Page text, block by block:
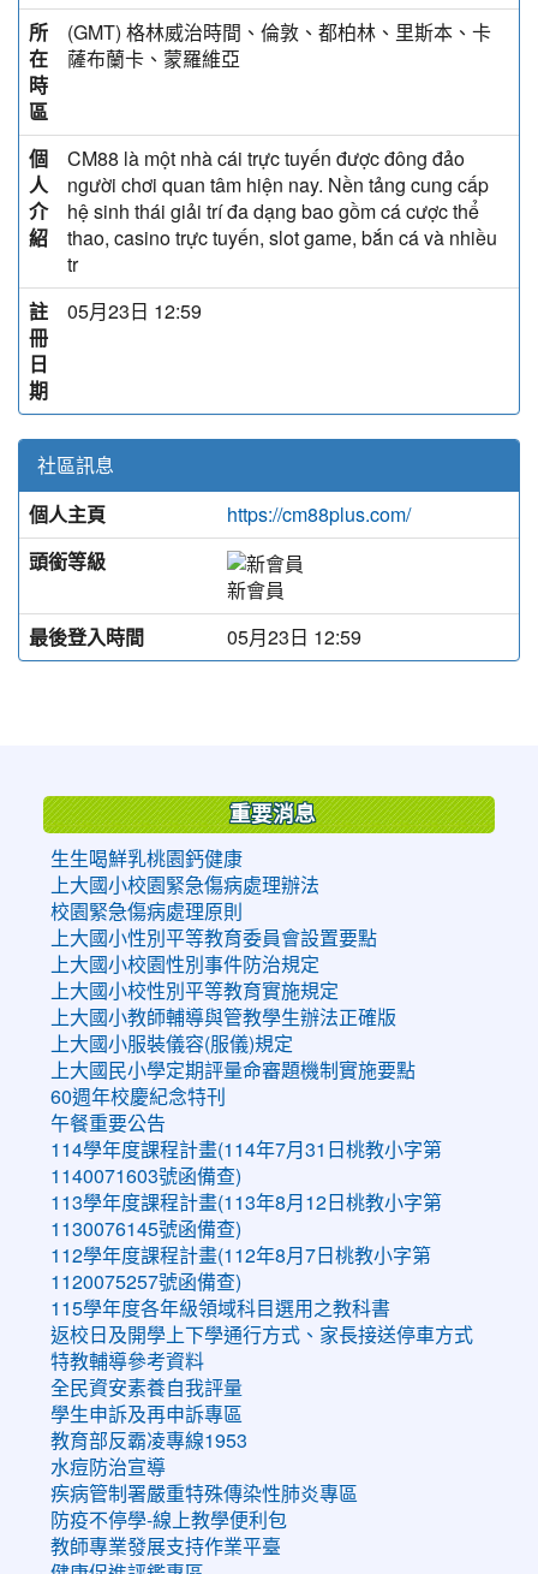
所
在
時
區
(GMT) 格林威治時間、倫敦、都柏林、里斯本、卡
薩布蘭卡、蒙羅維亞
個
人
介
紹
CM88 là một nhà cái trực tuyến được đông đảo
người chơi quan tâm hiện nay. Nền tảng cung cấp
hệ sinh thái giải trí đa dạng bao gồm cá cược thể
thao, casino trực tuyến, slot game, bắn cá và nhiều
tr
註
冊
日
期
05月23日 12:59
社區訊息
個人主頁
https://cm88plus.com/
頭銜等級
新會員
最後登入時間
05月23日 12:59
重要消息
生生喝鮮乳桃園鈣健康
上大國小校園緊急傷病處理辦法
校園緊急傷病處理原則
上大國小性別平等教育委員會設置要點
上大國小校園性別事件防治規定
上大國小校性別平等教育實施規定
上大國小教師輔導與管教學生辦法正確版
上大國小服裝儀容(服儀)規定
上大國民小學定期評量命審題機制實施要點
60週年校慶紀念特刊
午餐重要公告
114學年度課程計畫(114年7月31日桃教小字第
1140071603號函備查)
113學年度課程計畫(113年8月12日桃教小字第
1130076145號函備查)
112學年度課程計畫(112年8月7日桃教小字第
1120075257號函備查)
115學年度各年級領域科目選用之教科書
返校日及開學上下學通行方式、家長接送停車方式
特教輔導參考資料
全民資安素養自我評量
學生申訴及再申訴專區
教育部反霸凌專線1953
水痘防治宣導
疾病管制署嚴重特殊傳染性肺炎專區
防疫不停學-線上教學便利包
教師專業發展支持作業平臺